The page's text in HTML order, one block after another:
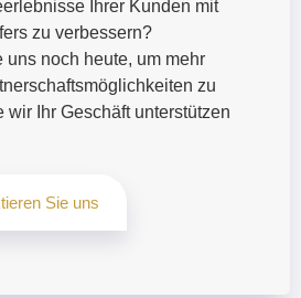
Ihrer Kunden mit
zu verbessern?
uns noch heute, um mehr
zu
wir Ihr Geschäft unterstützen
Sie uns